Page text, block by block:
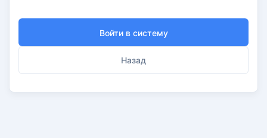
Войти в систему
Назад